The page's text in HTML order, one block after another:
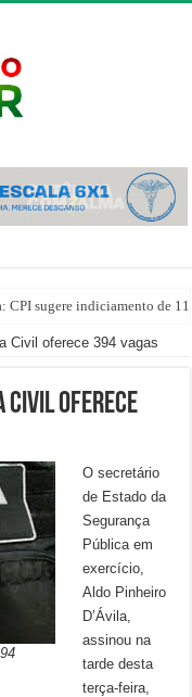
CPI sugere indiciamento de 11
Civil oferece 394 vagas
Civil oferece
O secretário
de Estado da
Segurança
Pública em
exercício,
Aldo Pinheiro
D’Ávila,
assinou na
tarde desta
terça-feira,